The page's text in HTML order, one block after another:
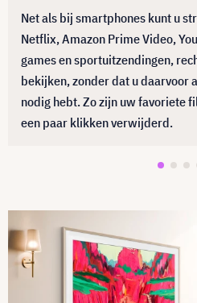
Net als bij smartphones kunt u
Netflix, Amazon Prime Video,
games en sportuitzendingen,
bekijken, zonder dat u daarvoor
nodig hebt. Zo zijn uw favoriete
een paar klikken verwijderd.